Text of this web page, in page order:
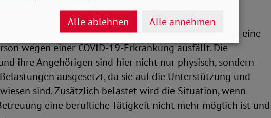
wie fragil ambulante Hilfen sein können, wenn eine
wegen einer COVID-19-Erkrankung ausfällt. Die
ihre Angehörigen sind hier nicht nur physisch, sondern
ausgesetzt, da sie auf die Unterstützung und
sind. Zusätzlich belastet wird die Situation, wenn
eine berufliche Tätigkeit nicht mehr möglich ist und
Alle ablehnen Alle annehmen